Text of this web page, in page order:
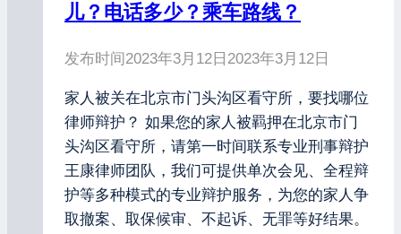
儿？电话多少？乘车路线？
发布时间2023年3月12日 2023年3月12日
家人被关在北京市门头沟区看守所，要找哪位
律师辩护？ 如果您的家人被羁押在北京市门
头沟区看守所，请第一时间联系专业刑事辩护
王康律师团队，我们可提供单次会见、全程辩
护等多种模式的专业辩护服务，为您的家人争
取撤案、取保候审、不起诉、无罪等好结果。